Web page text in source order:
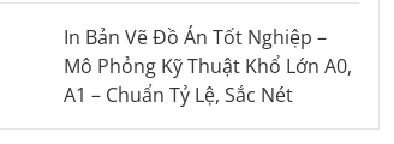
In Bản Vẽ Đồ Án Tốt Nghiệp –
Mô Phỏng Kỹ Thuật Khổ Lớn A0,
A1 – Chuẩn Tỷ Lệ, Sắc Nét